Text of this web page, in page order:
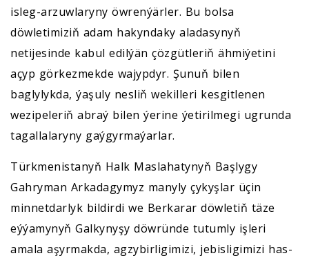
isleg-arzuwlaryny öwrenýärler. Bu bolsa
döwletimiziň adam hakyndaky aladasynyň
netijesinde kabul edilýän çözgütleriň ähmiýetini
açyp görkezmekde wajypdyr. Şunuň bilen
baglylykda, ýaşuly nesliň wekilleri kesgitlenen
wezipeleriň abraý bilen ýerine ýetirilmegi ugrunda
tagallalaryny gaýgyrmaýarlar.
Türkmenistanyň Halk Maslahatynyň Başlygy
Gahryman Arkadagymyz manyly çykyşlar üçin
minnetdarlyk bildirdi we Berkarar döwletiň täze
eýýamynyň Galkynyşy döwründe tutumly işleri
amala aşyrmakda, agzybirligimizi, jebisligimizi has-